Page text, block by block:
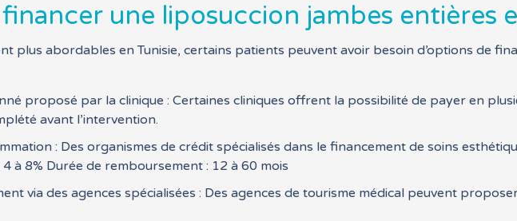
une liposuccion jambes entières
plus abordables en Tunisie, certains patients peuvent avoir besoin d’options de
proposé par la clinique : Certaines cliniques offrent la possibilité de payer en
avant l’intervention.
: Des organismes de crédit spécialisés dans le financement de soins
à 8% Durée de remboursement : 12 à 60 mois
via des agences spécialisées : Des agences de tourisme médical peuvent